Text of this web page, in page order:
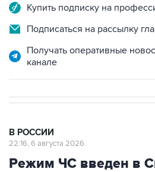
Подписаться на рассылку
Получать оперативные
канале
Режим ЧС введен в
области после урагана